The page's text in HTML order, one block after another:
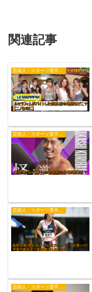
関連記事
芸能人・スポーツ選手・有名人
芸能人・スポーツ選手・有名人